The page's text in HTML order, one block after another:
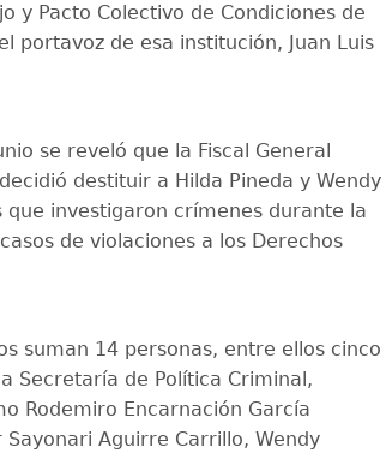
y Pacto Colectivo de Condiciones de
portavoz de esa institución, Juan Luis
se reveló que la Fiscal General
destituir a Hilda Pineda y Wendy
que investigaron crímenes durante la
de violaciones a los Derechos
suman 14 personas, entre ellos cinco
Secretaría de Política Criminal,
Rodemiro Encarnación García
Sayonari Aguirre Carrillo, Wendy